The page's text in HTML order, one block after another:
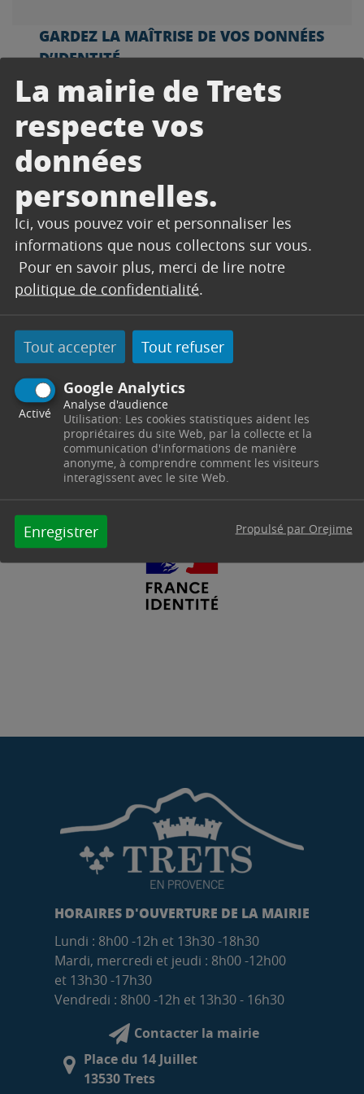
La mairie de Trets
respecte vos
données
personnelles.
Ici, vous pouvez voir et personnaliser les
informations que nous collectons sur vous.
Pour en savoir plus, merci de lire notre
politique de confidentialité.
Tout accepter Tout refuser
Google Analytics
Activé
Analyse d'audience
Utilisation: Les cookies statistiques aident les
propriétaires du site Web, par la collecte et la
communication d'informations de manière
anonyme, à comprendre comment les visiteurs
interagissent avec le site Web.
Enregistrer Propulsé par Orejime
GARDEZ LA MAÎTRISE DE VOS DONNÉES
D’IDENTITÉ
France Identité est un nouveau service
numérique régalienne.
Disponible sur tout le territoire depuis le
14 février 2024, l’application/site web
France Identité permet la
dématérialisation des titres d’identité.
Cette application est facultative et
gratuite. Elle permet de mieux maîtriser
la diffusion de ses données personnelles
d’identité.
Depuis le 17 juin 2024, la Mairie de
Trets est habilitée à certifier votre
identité via cette nouvelle
application.
Tout savoir sur l’identité numérique et
l’application France Identité
HORAIRES D'OUVERTURE DE LA MAIRIE
Lundi : 8h00 -12h et 13h30 -18h30
Mardi, mercredi et jeudi : 8h00 -12h00
et 13h30 -17h30
Vendredi : 8h00 -12h et 13h30 - 16h30
Contacter la mairie
Place du 14 Juillet
13530 Trets